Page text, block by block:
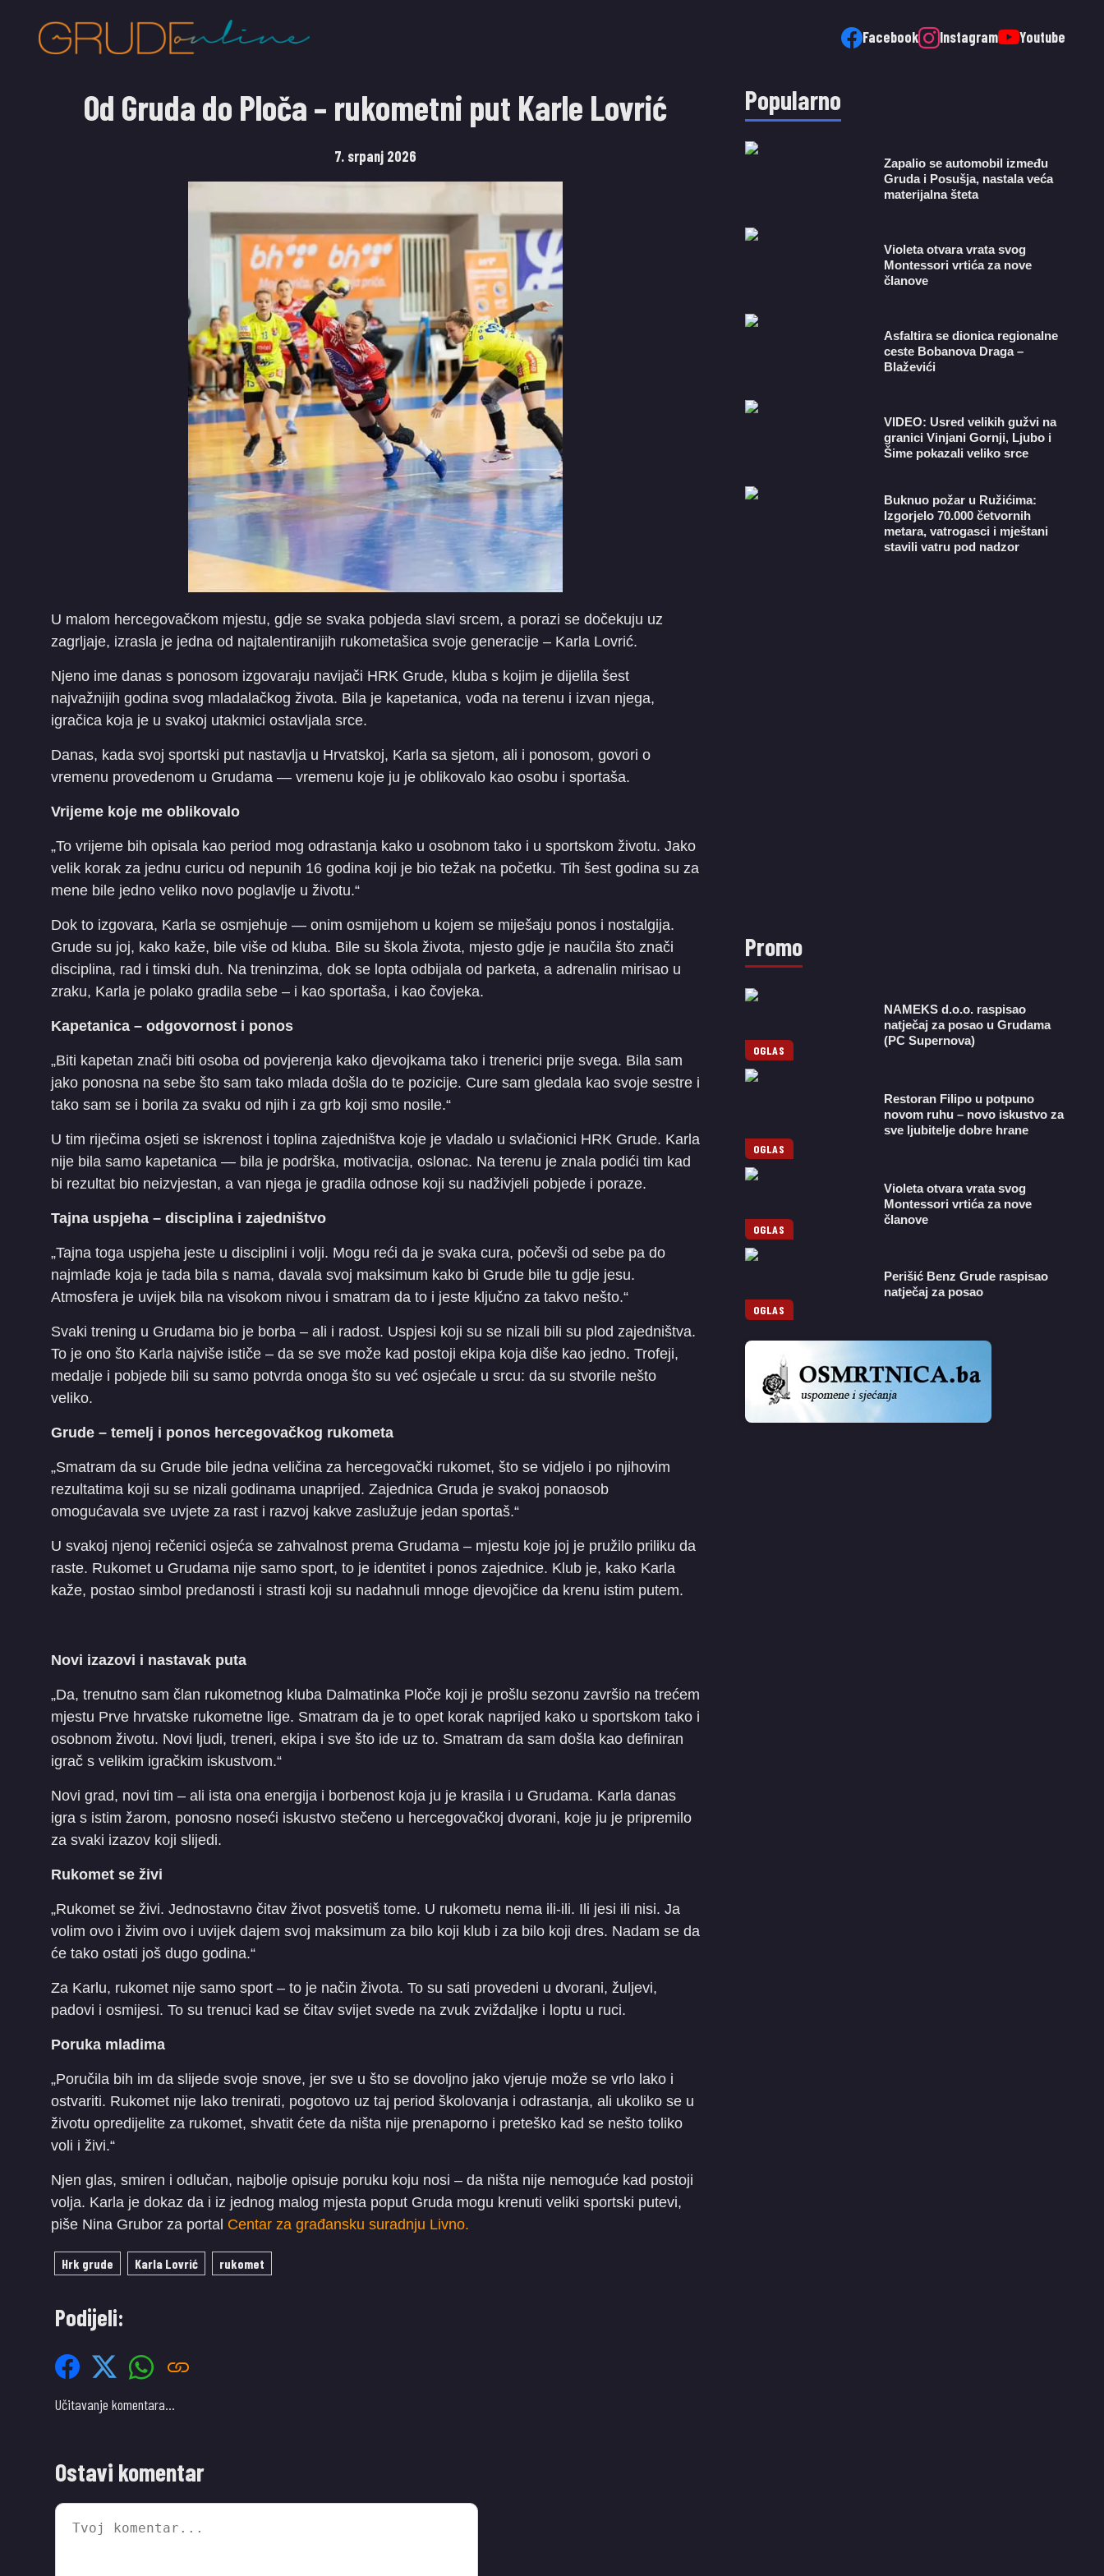
Facebook Instagram Youtube
Od Gruda do Ploča – rukometni put Karle Lovrić
7. srpanj 2026
U malom hercegovačkom mjestu, gdje se svaka pobjeda slavi srcem, a porazi se dočekuju uz
zagrljaje, izrasla je jedna od najtalentiranijih rukometašica svoje generacije – Karla Lovrić.
Njeno ime danas s ponosom izgovaraju navijači HRK Grude, kluba s kojim je dijelila šest
najvažnijih godina svog mladalačkog života. Bila je kapetanica, vođa na terenu i izvan njega,
igračica koja je u svakoj utakmici ostavljala srce.
Danas, kada svoj sportski put nastavlja u Hrvatskoj, Karla sa sjetom, ali i ponosom, govori o
vremenu provedenom u Grudama — vremenu koje ju je oblikovalo kao osobu i sportaša.
Vrijeme koje me oblikovalo
„To vrijeme bih opisala kao period mog odrastanja kako u osobnom tako i u sportskom životu. Jako
velik korak za jednu curicu od nepunih 16 godina koji je bio težak na početku. Tih šest godina su za
mene bile jedno veliko novo poglavlje u životu.“
Dok to izgovara, Karla se osmjehuje — onim osmijehom u kojem se miješaju ponos i nostalgija.
Grude su joj, kako kaže, bile više od kluba. Bile su škola života, mjesto gdje je naučila što znači
disciplina, rad i timski duh. Na treninzima, dok se lopta odbijala od parketa, a adrenalin mirisao u
zraku, Karla je polako gradila sebe – i kao sportaša, i kao čovjeka.
Kapetanica – odgovornost i ponos
„Biti kapetan znači biti osoba od povjerenja kako djevojkama tako i trenerici prije svega. Bila sam
jako ponosna na sebe što sam tako mlada došla do te pozicije. Cure sam gledala kao svoje sestre i
tako sam se i borila za svaku od njih i za grb koji smo nosile.“
U tim riječima osjeti se iskrenost i toplina zajedništva koje je vladalo u svlačionici HRK Grude. Karla
nije bila samo kapetanica — bila je podrška, motivacija, oslonac. Na terenu je znala podići tim kad
bi rezultat bio neizvjestan, a van njega je gradila odnose koji su nadživjeli pobjede i poraze.
Tajna uspjeha – disciplina i zajedništvo
„Tajna toga uspjeha jeste u disciplini i volji. Mogu reći da je svaka cura, počevši od sebe pa do
najmlađe koja je tada bila s nama, davala svoj maksimum kako bi Grude bile tu gdje jesu.
Atmosfera je uvijek bila na visokom nivou i smatram da to i jeste ključno za takvo nešto.“
Svaki trening u Grudama bio je borba – ali i radost. Uspjesi koji su se nizali bili su plod zajedništva.
To je ono što Karla najviše ističe – da se sve može kad postoji ekipa koja diše kao jedno. Trofeji,
medalje i pobjede bili su samo potvrda onoga što su već osjećale u srcu: da su stvorile nešto
veliko.
Grude – temelj i ponos hercegovačkog rukometa
„Smatram da su Grude bile jedna veličina za hercegovački rukomet, što se vidjelo i po njihovim
rezultatima koji su se nizali godinama unaprijed. Zajednica Gruda je svakoj ponaosob
omogućavala sve uvjete za rast i razvoj kakve zaslužuje jedan sportaš.“
U svakoj njenoj rečenici osjeća se zahvalnost prema Grudama – mjestu koje joj je pružilo priliku da
raste. Rukomet u Grudama nije samo sport, to je identitet i ponos zajednice. Klub je, kako Karla
kaže, postao simbol predanosti i strasti koji su nadahnuli mnoge djevojčice da krenu istim putem.
Novi izazovi i nastavak puta
„Da, trenutno sam član rukometnog kluba Dalmatinka Ploče koji je prošlu sezonu završio na trećem
mjestu Prve hrvatske rukometne lige. Smatram da je to opet korak naprijed kako u sportskom tako i
osobnom životu. Novi ljudi, treneri, ekipa i sve što ide uz to. Smatram da sam došla kao definiran
igrač s velikim igračkim iskustvom.“
Novi grad, novi tim – ali ista ona energija i borbenost koja ju je krasila i u Grudama. Karla danas
igra s istim žarom, ponosno noseći iskustvo stečeno u hercegovačkoj dvorani, koje ju je pripremilo
za svaki izazov koji slijedi.
Rukomet se živi
„Rukomet se živi. Jednostavno čitav život posvetiš tome. U rukometu nema ili-ili. Ili jesi ili nisi. Ja
volim ovo i živim ovo i uvijek dajem svoj maksimum za bilo koji klub i za bilo koji dres. Nadam se da
će tako ostati još dugo godina.“
Za Karlu, rukomet nije samo sport – to je način života. To su sati provedeni u dvorani, žuljevi,
padovi i osmijesi. To su trenuci kad se čitav svijet svede na zvuk zviždaljke i loptu u ruci.
Poruka mladima
„Poručila bih im da slijede svoje snove, jer sve u što se dovoljno jako vjeruje može se vrlo lako i
ostvariti. Rukomet nije lako trenirati, pogotovo uz taj period školovanja i odrastanja, ali ukoliko se u
životu opredijelite za rukomet, shvatit ćete da ništa nije prenaporno i preteško kad se nešto toliko
voli i živi.“
Njen glas, smiren i odlučan, najbolje opisuje poruku koju nosi – da ništa nije nemoguće kad postoji
volja. Karla je dokaz da i iz jednog malog mjesta poput Gruda mogu krenuti veliki sportski putevi,
piše Nina Grubor za portal Centar za građansku suradnju Livno.
Hrk grude Karla Lovrić rukomet
Podijeli:
Učitavanje komentara…
Ostavi komentar
Popularno
Zapalio se automobil između
Gruda i Posušja, nastala veća
materijalna šteta
Violeta otvara vrata svog
Montessori vrtića za nove
članove
Asfaltira se dionica regionalne
ceste Bobanova Draga –
Blaževići
VIDEO: Usred velikih gužvi na
granici Vinjani Gornji, Ljubo i
Šime pokazali veliko srce
Buknuo požar u Ružićima:
Izgorjelo 70.000 četvornih
metara, vatrogasci i mještani
stavili vatru pod nadzor
Promo
OGLAS
NAMEKS d.o.o. raspisao
natječaj za posao u Grudama
(PC Supernova)
OGLAS
Restoran Filipo u potpuno
novom ruhu – novo iskustvo za
sve ljubitelje dobre hrane
OGLAS
Violeta otvara vrata svog
Montessori vrtića za nove
članove
OGLAS
Perišić Benz Grude raspisao
natječaj za posao